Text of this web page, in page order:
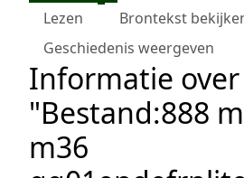
Lezen
Brontekst
Geschiedenis weergeven
Informatie over
"Bestand:888
m36